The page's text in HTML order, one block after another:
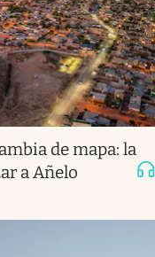
de mapa: la
a Añelo